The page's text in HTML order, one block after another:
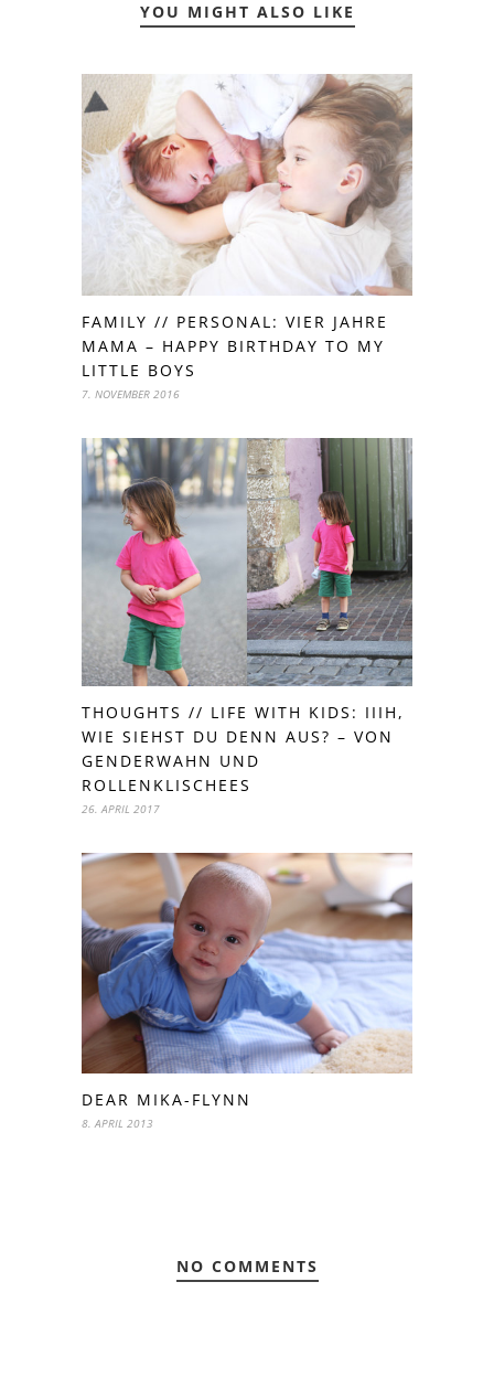
YOU MIGHT ALSO LIKE
FAMILY // PERSONAL: VIER JAHRE
MAMA – HAPPY BIRTHDAY TO MY
LITTLE BOYS
7. NOVEMBER 2016
THOUGHTS // LIFE WITH KIDS: IIIH,
WIE SIEHST DU DENN AUS? – VON
GENDERWAHN UND
ROLLENKLISCHEES
26. APRIL 2017
DEAR MIKA-FLYNN
8. APRIL 2013
NO COMMENTS